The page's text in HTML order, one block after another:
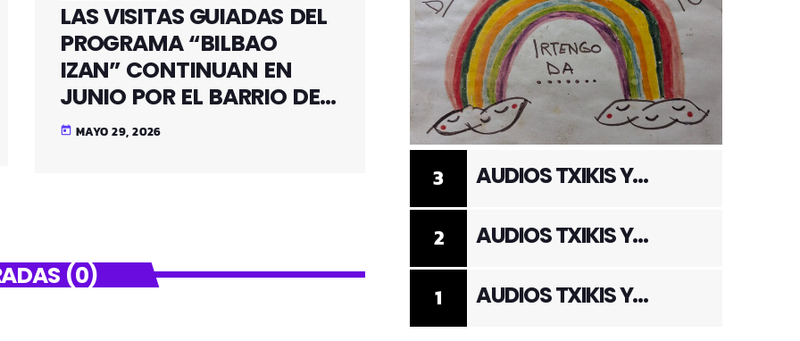
LAS VISITAS GUIADAS DEL
PROGRAMA “BILBAO
IZAN” CONTINUAN EN
JUNIO POR EL BARRIO DE
SANTUTXU
today MAYO 29, 2026
(0)
1 AUDIOS TXIKIS Y
2 AUDIOS TXIKIS Y
3 AUDIOS TXIKIS Y